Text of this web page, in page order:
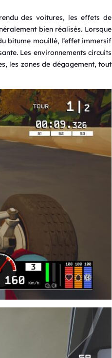
des voitures, les effets de
bien réalisés. Lorsque
bitume mouillé, l’effet immersif
Les environnements circuits
les zones de dégagement, tout